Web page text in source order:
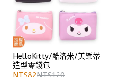
HelloKitty/酷洛米/美樂蒂
造型零錢包
NT$82NT$120